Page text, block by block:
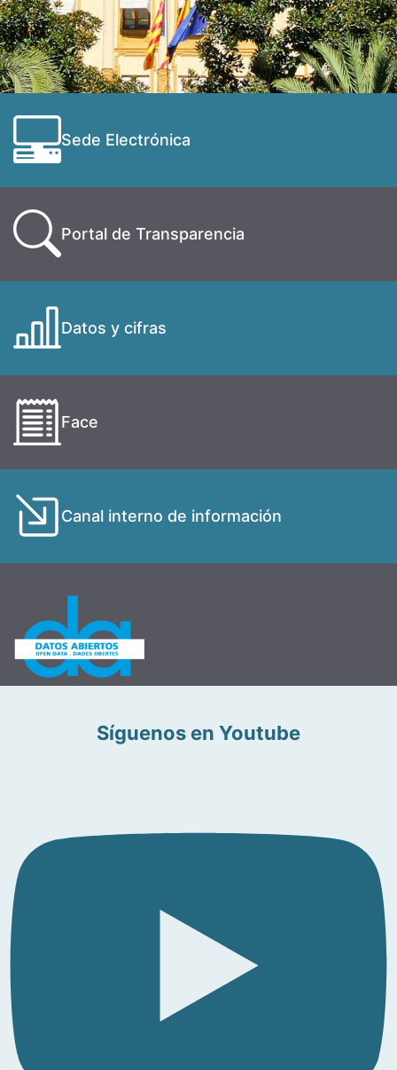
Sede Electrónica
Portal de Transparencia
Datos y cifras
Face
Canal interno de información
Síguenos en Youtube